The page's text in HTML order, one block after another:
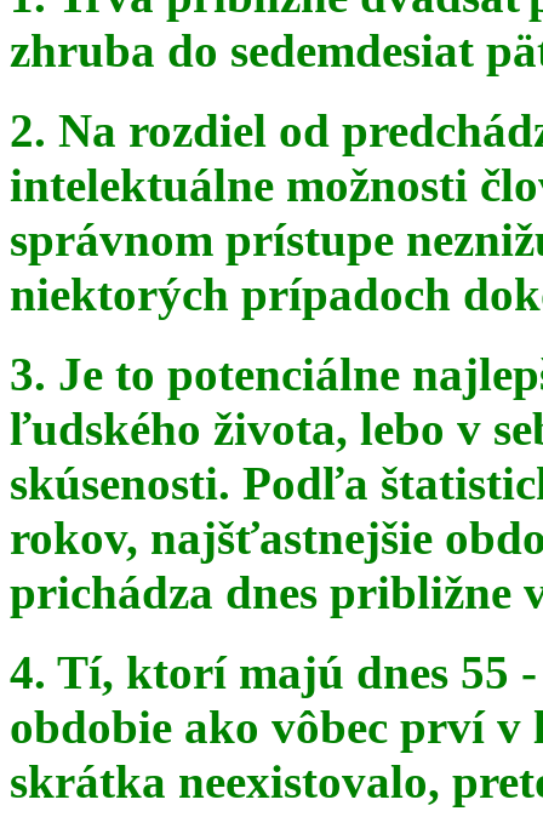
zhruba do sedemdesiat
2. Na rozdiel od
intelektuálne možnosti
správnom prístupe
niektorých prípadoch
3. Je to potenciálne
ľudského života, lebo v
skúsenosti. Podľa
rokov, najšťastnejšie
prichádza dnes približne
4. Tí, ktorí majú dnes 55
obdobie ako vôbec prví
skrátka neexistovalo,